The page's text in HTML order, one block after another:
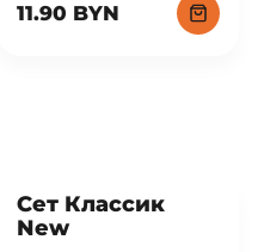
11.90 BYN
Сет Классик
New